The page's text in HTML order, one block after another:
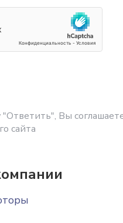
Вы
сайта